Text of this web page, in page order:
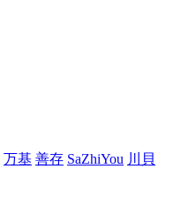
万基 善存 SaZhiYou 川貝